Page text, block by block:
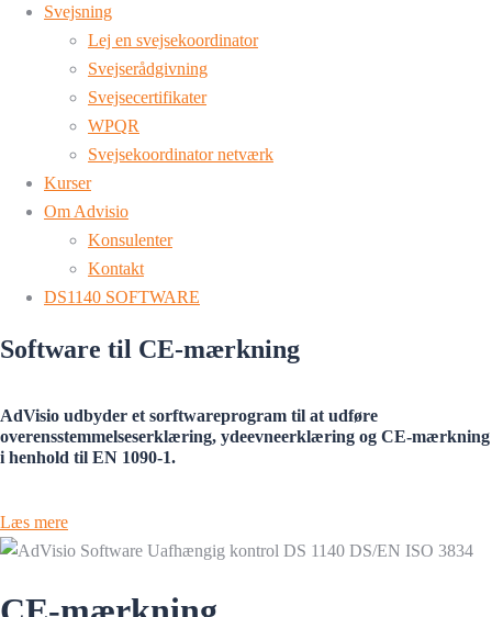
Svejsning
Lej en svejsekoordinator
Svejserådgivning
Svejsecertifikater
WPQR
Svejsekoordinator netværk
Kurser
Om Advisio
Konsulenter
Kontakt
DS1140 SOFTWARE
Software til CE-mærkning
AdVisio udbyder et sorftwareprogram til at udføre
overensstemmelseserklæring, ydeevneerklæring og CE-mærkning
i henhold til EN 1090-1.
Læs mere